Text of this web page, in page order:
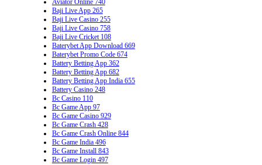
Baji Live App 265
Baji Live Casino 255
Baji Live Casino 758
Baji Live Cricket 108
Baterybet App Download 669
Baterybet Promo Code 674
Battery Betting App 362
Battery Betting App 682
Battery Betting App India 655
Battery Casino 248
Bc Casino 110
Bc Game App 97
Bc Game Casino 929
Bc Game Crash 428
Bc Game Crash Online 844
Bc Game India 496
Bc Game Install 843
Bc Game Login 497